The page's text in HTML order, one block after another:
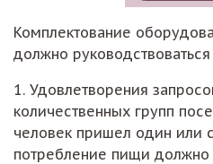
Комплектование
должно
1. Удовлетворения
количественных групп
человек пришел один или
потребление пищи должно